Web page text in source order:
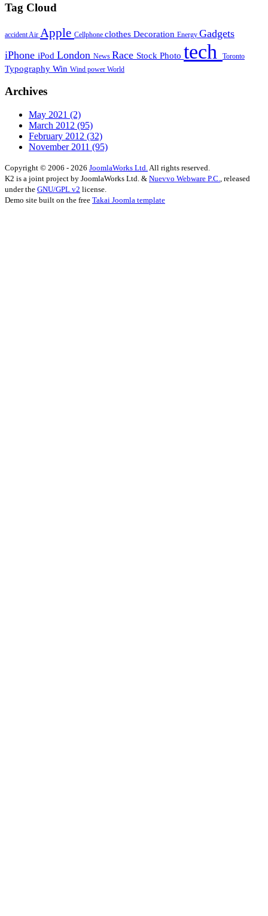
Tag Cloud
accident Air Apple Cellphone clothes Decoration Energy Gadgets
iPhone iPod London News Race Stock Photo tech Toronto
Typography Win Wind power World
Archives
May 2021 (2)
March 2012 (95)
February 2012 (32)
November 2011 (95)
Copyright © 2006 - 2026 JoomlaWorks Ltd.All rights reserved.
K2 is a joint project by JoomlaWorks Ltd. & Nuevvo Webware P.C., released
under the GNU/GPL v2 license.
Demo site built on the free Takai Joomla template